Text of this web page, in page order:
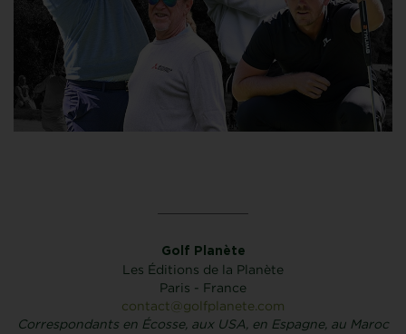
Golf Planète
Les Éditions de la Planète
Paris - France
contact@golfplanete.com
Correspondants en Écosse, aux USA, en Espagne, au Maroc